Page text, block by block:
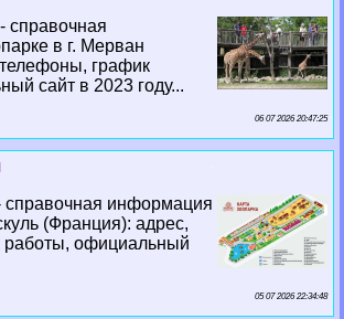
справочная
в г. Мерван
график
сайт в 2023 году...
06 07 2026 20:47:25
справочная информация
(Франция): адрес,
официальный
05 07 2026 22:34:48